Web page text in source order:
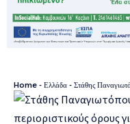
Home - Ελλάδα - Στάθης Παναγιωτόπουλος: